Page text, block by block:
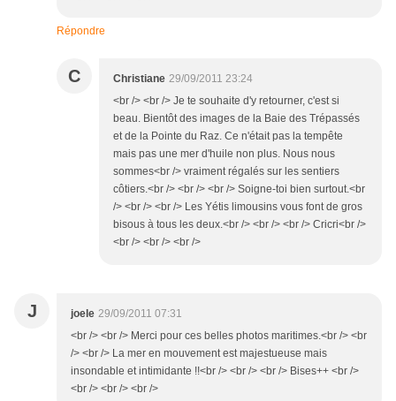
Répondre
C Christiane 29/09/2011 23:24
<br /> <br /> Je te souhaite d'y retourner, c'est si
beau. Bientôt des images de la Baie des Trépassés
et de la Pointe du Raz. Ce n'était pas la tempête
mais pas une mer d'huile non plus. Nous nous
sommes<br /> vraiment régalés sur les sentiers
côtiers.<br /> <br /> <br /> Soigne-toi bien surtout.<br
/> <br /> <br /> Les Yétis limousins vous font de gros
bisous à tous les deux.<br /> <br /> <br /> Cricri<br />
<br /> <br /> <br />
J joele 29/09/2011 07:31
<br /> <br /> Merci pour ces belles photos maritimes.<br /> <br
/> <br /> La mer en mouvement est majestueuse mais
insondable et intimidante !!<br /> <br /> <br /> Bises++ <br />
<br /> <br /> <br />